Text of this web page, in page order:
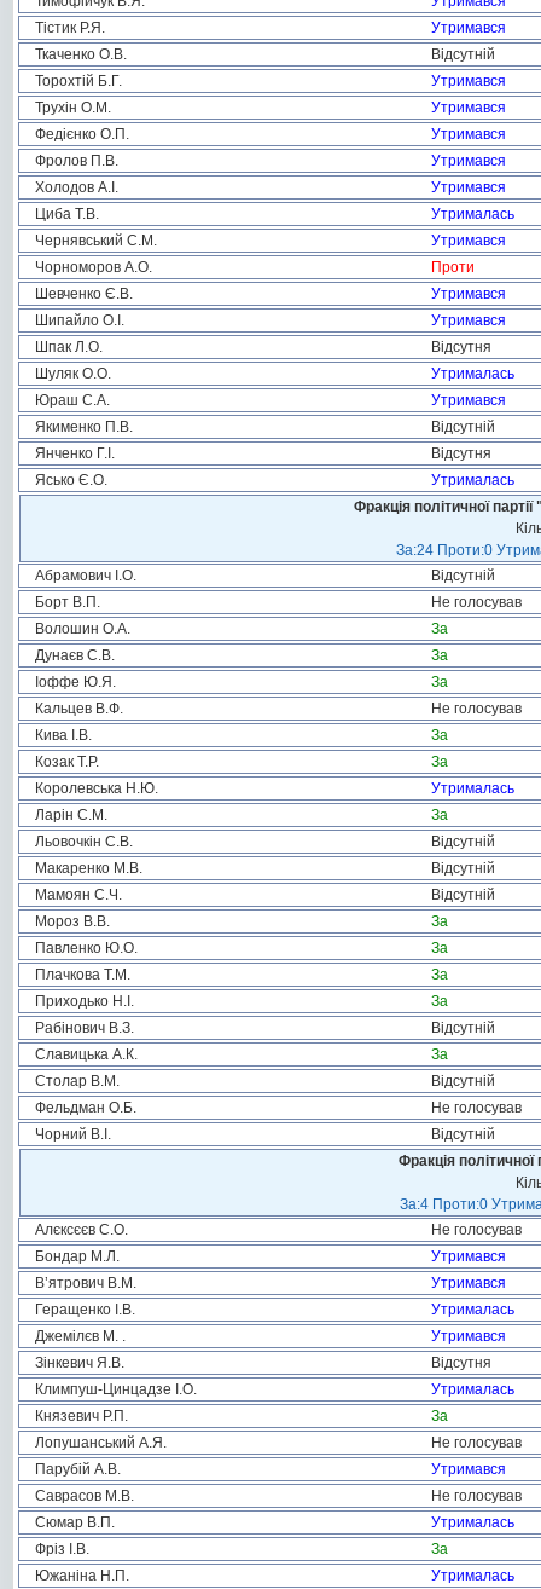
Тістик Р.Я.
Утримався
Ткаченко О.В.
Відсутній
Торохтій Б.Г.
Утримався
Трухін О.М.
Утримався
Федієнко О.П.
Утримався
Фролов П.В.
Утримався
Холодов А.І.
Утримався
Циба Т.В.
Утрималась
Чернявський С.М.
Утримався
Чорноморов А.О.
Проти
Шевченко Є.В.
Утримався
Шипайло О.І.
Утримався
Шпак Л.О.
Відсутня
Шуляк О.О.
Утрималась
Юраш С.А.
Утримався
Якименко П.В.
Відсутній
Янченко Г.І.
Відсутня
Ясько Є.О.
Утрималась
Фракція політичної
За:24 Проти:0
Абрамович І.О.
Відсутній
Борт В.П.
Не голосував
Волошин О.А.
За
Дунаєв С.В.
За
Іоффе Ю.Я.
За
Кальцев В.Ф.
Не голосував
Кива І.В.
За
Козак Т.Р.
За
Королевська Н.Ю.
Утрималась
Ларін С.М.
За
Льовочкін С.В.
Відсутній
Макаренко М.В.
Відсутній
Мамоян С.Ч.
Відсутній
Мороз В.В.
За
Павленко Ю.О.
За
Плачкова Т.М.
За
Приходько Н.І.
За
Рабінович В.З.
Відсутній
Славицька А.К.
За
Столар В.М.
Відсутній
Фельдман О.Б.
Не голосував
Чорний В.І.
Відсутній
Фракція
За:4 Проти:0
Алєксєєв С.О.
Не голосував
Бондар М.Л.
Утримався
В’ятрович В.М.
Утримався
Геращенко І.В.
Утрималась
Джемілєв М. .
Утримався
Зінкевич Я.В.
Відсутня
Климпуш-Цинцадзе І.О.
Утрималась
Князевич Р.П.
За
Лопушанський А.Я.
Не голосував
Парубій А.В.
Утримався
Саврасов М.В.
Не голосував
Сюмар В.П.
Утрималась
Фріз І.В.
За
Южаніна Н.П.
Утрималась